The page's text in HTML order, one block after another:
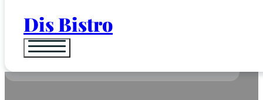
Dis Bistro